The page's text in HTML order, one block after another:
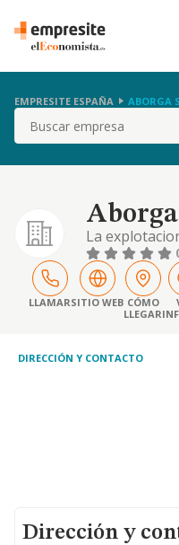
EMPRESITE ESPAÑA ABORGA
Buscar
La
de
explotacion
restaurantes,
de lavado de
LLAMARSITIO WEB CÓMO
LLEGAR
DIRECCIÓN Y CONTACTO
Dirección y